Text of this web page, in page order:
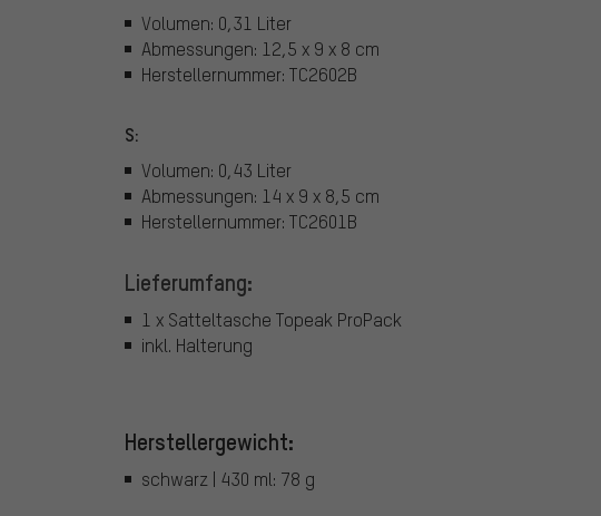
Volumen: 0,31 Liter
Abmessungen: 12,5 x 9 x 8 cm
Herstellernummer: TC2602B
S:
Volumen: 0,43 Liter
Abmessungen: 14 x 9 x 8,5 cm
Herstellernummer: TC2601B
Lieferumfang:
1 x Satteltasche Topeak ProPack
inkl. Halterung
Herstellergewicht:
schwarz | 430 ml: 78 g